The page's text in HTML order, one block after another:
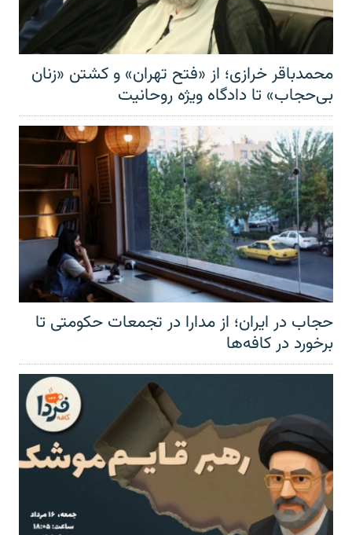
محمدباقر خرازی؛ از «فتح تهران» و کشتن «زنان
بی‌حجاب» تا دادگاه ویژه روحانیت
حجاب در ایران؛ از مدارا در تجمعات حکومتی تا
برخورد در کافه‌ها